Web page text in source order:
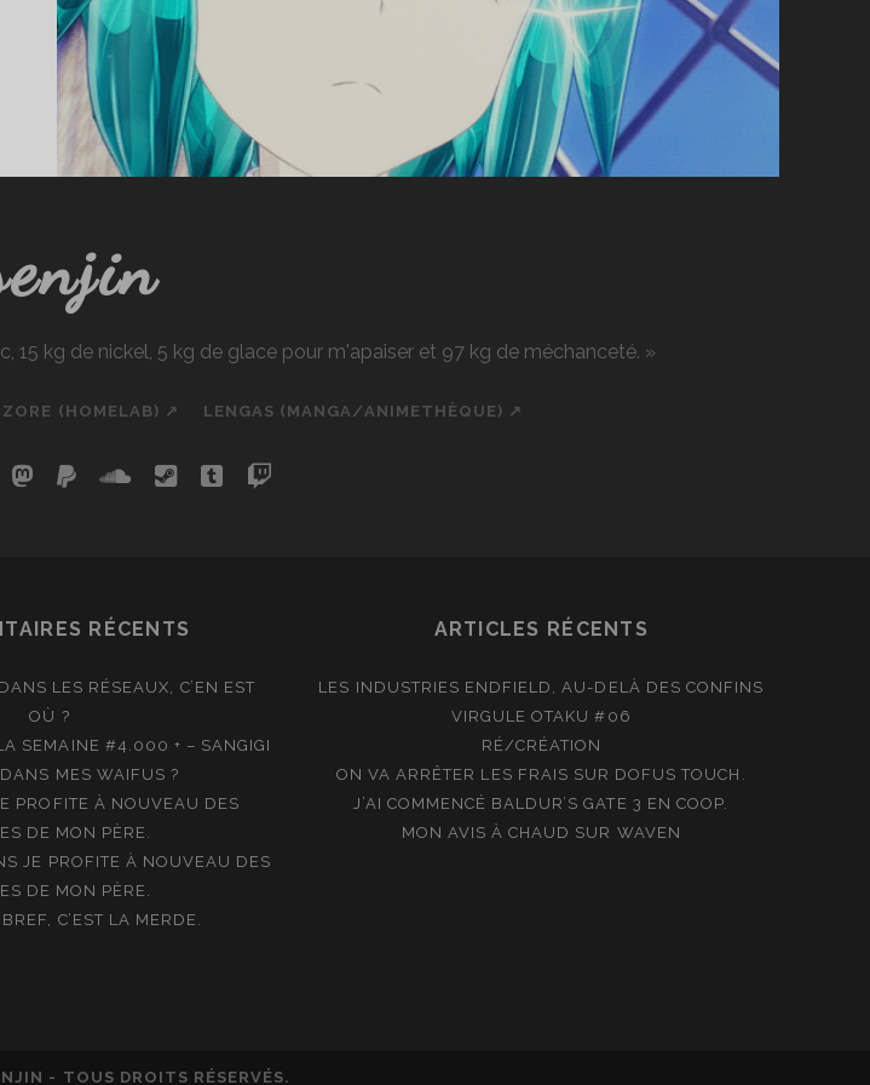
kg de nickel, 5 kg de glace pour m'apaiser et 97 kg de méchanceté. »
(HOMELAB) ↗ LENGAS (MANGA/ANIMETHÈQUE) ↗
mastodon
paypalsoundcloud
steamtumblrtwitch
RÉCENTS
DANS LES RÉSEAUX, C’EN EST
OÙ ?
SEMAINE #4.000 + – SANGIGI
DANS MES WAIFUS ?
PROFITE À NOUVEAU DES
DE MON PÈRE.
JE PROFITE À NOUVEAU DES
DE MON PÈRE.
BREF, C’EST LA MERDE.
ARTICLES RÉCENTS
LES INDUSTRIES ENDFIELD, AU-DELÀ DES CONFINS
VIRGULE OTAKU #06
RÉ/CRÉATION
ON VA ARRÊTER LES FRAIS SUR DOFUS TOUCH.
J’AI COMMENCÉ BALDUR’S GATE 3 EN COOP.
MON AVIS À CHAUD SUR WAVEN
- TOUS DROITS RÉSERVÉS.